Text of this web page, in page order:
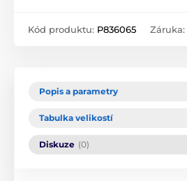
Kód produktu: P836065 Záruka:
Popis a parametry
Tabulka velikostí
Diskuze (0)